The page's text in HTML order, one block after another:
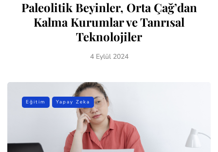
Paleolitik Beyinler, Orta Çağ’dan
Kalma Kurumlar ve Tanrısal
Teknolojiler
4 Eylül 2024
Eğitim Yapay Zeka